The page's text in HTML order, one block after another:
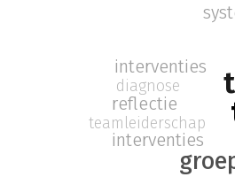
interventies
teamleiderschap
reflectie
diagnose
interventies